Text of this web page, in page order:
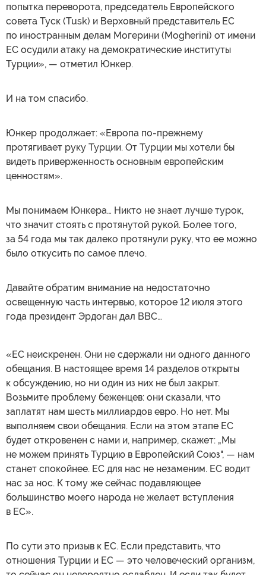
попытка переворота, председатель Европейского
совета Туск (Tusk) и Верховный представитель ЕС
по иностранным делам Могерини (Mogherini) от имени
ЕС осудили атаку на демократические институты
Турции», — отметил Юнкер.
И на том спасибо.
Юнкер продолжает: «Европа по-прежнему
протягивает руку Турции. От Турции мы хотели бы
видеть приверженность основным европейским
ценностям».
Мы понимаем Юнкера… Никто не знает лучше турок,
что значит стоять с протянутой рукой. Более того,
за 54 года мы так далеко протянули руку, что ее можно
было откусить по самое плечо.
Давайте обратим внимание на недостаточно
освещенную часть интервью, которое 12 июля этого
года президент Эрдоган дал BBC…
«ЕС неискренен. Они не сдержали ни одного данного
обещания. В настоящее время 14 разделов открыты
к обсуждению, но ни один из них не был закрыт.
Возьмите проблему беженцев: они сказали, что
заплатят нам шесть миллиардов евро. Но нет. Мы
выполняем свои обещания. Если на этом этапе ЕС
будет откровенен с нами и, например, скажет: „Мы
не можем принять Турцию в Европейский Союз", — нам
станет спокойнее. ЕС для нас не незаменим. ЕС водит
нас за нос. К тому же сейчас подавляющее
большинство моего народа не желает вступления
в ЕС».
По сути это призыв к ЕС. Если представить, что
отношения Турции и ЕС — это человеческий организм,